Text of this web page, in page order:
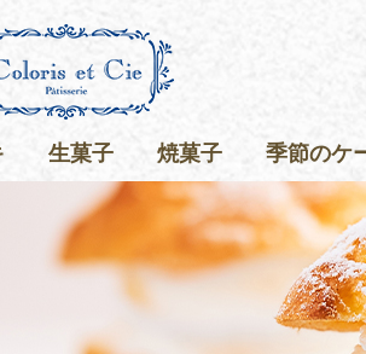
生菓子 焼菓子 季節のケ